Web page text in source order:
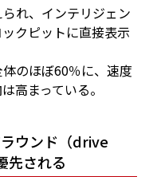
れ、インテリジェン
クピットに直接表示
のほぼ60％に、速度
高まっている。
ウンド（drive
される